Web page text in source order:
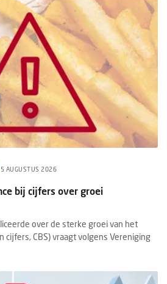
5 AUGUSTUS 2026
bij cijfers over groei
over de sterke groei van het
cijfers, CBS) vraagt volgens Vereniging